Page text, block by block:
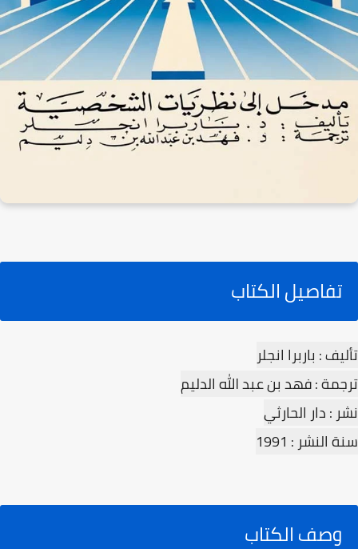
تفاصيل الكتاب
تأليف : باربرا انجلر
ترجمة : فهد بن عبد الله الدليم
نشر : دار الحارثي
سنة النشر : 1991
وصف الكتاب